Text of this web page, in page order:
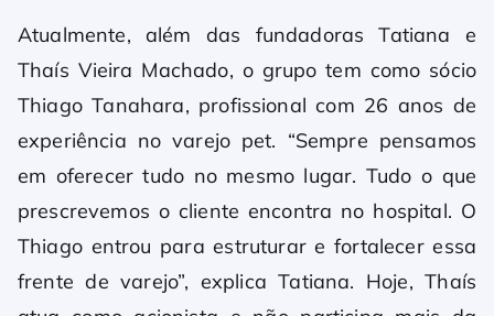
Atualmente, além das fundadoras Tatiana e
Thaís Vieira Machado, o grupo tem como sócio
Thiago Tanahara, profissional com 26 anos de
experiência no varejo pet. “Sempre pensamos
em oferecer tudo no mesmo lugar. Tudo o que
prescrevemos o cliente encontra no hospital. O
Thiago entrou para estruturar e fortalecer essa
frente de varejo”, explica Tatiana. Hoje, Thaís